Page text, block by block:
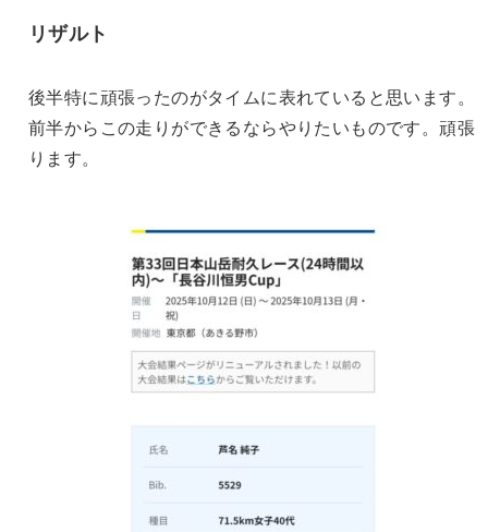
リザルト
後半特に頑張ったのがタイムに表れていると思います。
前半からこの走りができるならやりたいものです。頑張
ります。